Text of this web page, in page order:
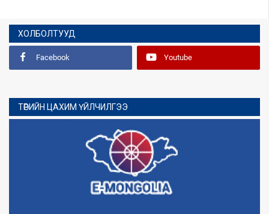
ХОЛБОЛТУУД
Facebook Youtube
ТӨРИЙН ЦАХИМ ҮЙЛЧИЛГЭЭ